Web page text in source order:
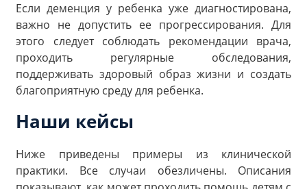
Если деменция у ребенка уже диагностирована,
важно не допустить ее прогрессирования. Для
этого следует соблюдать рекомендации врача,
проходить регулярные обследования,
поддерживать здоровый образ жизни и создать
благоприятную среду для ребенка.
Наши кейсы
Ниже приведены примеры из клинической
практики. Все случаи обезличены. Описания